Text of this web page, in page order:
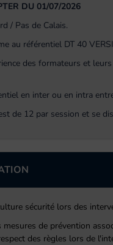
DU 01/07/2026
/ Pas de Calais.
au référentiel DT 40
des formateurs et
en inter ou en intra
de 12 par session et se
sécurité lors des
de prévention
des règles lors de